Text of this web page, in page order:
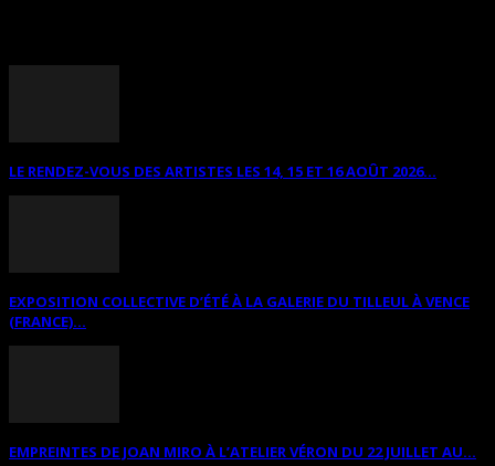
LE RENDEZ-VOUS DES ARTISTES LES 14, 15 ET 16 AOÛT 2026...
EXPOSITION COLLECTIVE D’ÉTÉ À LA GALERIE DU TILLEUL À VENCE
(FRANCE)...
EMPREINTES DE JOAN MIRO À L’ATELIER VÉRON DU 22 JUILLET AU...